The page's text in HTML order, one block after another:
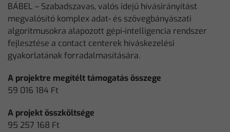
BÁBEL – Szabadszavas, valós idejű hívásirányítást
megvalósító komplex adat- és szövegbányászati
algoritmusokra alapozott gépi-intelligencia rendszer
fejlesztése a contact centerek híváskezelési
gyakorlatának forradalmasítására.
A projektre megítélt támogatás összege
59 016 184 Ft
A projekt összköltsége
95 257 168 Ft